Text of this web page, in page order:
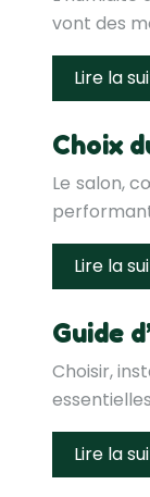
vont des
Lire la
Choix
Le salon,
Lire la
Guide
Choisir,
Lire la